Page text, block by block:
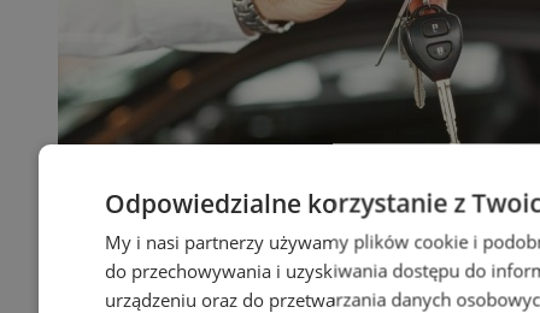
Odpowiedzialne korzystanie z
My i nasi partnerzy używamy plików cookie i
do przechowywania i uzyskiwania dostępu do
urządzeniu oraz do przetwarzania danych